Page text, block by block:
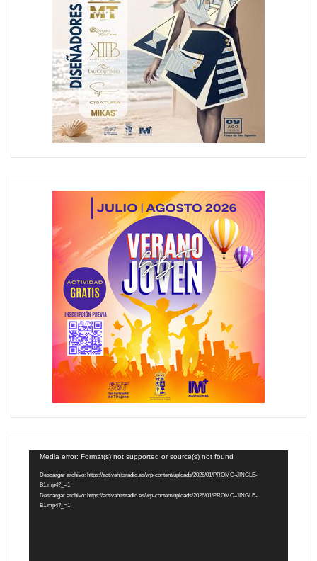
Reproductor
vídeo
Media error: Format(s) not supported or source(s) not found
Descargar archivo: https://activahitsradio.es/wp-content/uploads/2026/01/PROMO-JINGLE-
B1.mp4?_=1
Descargar archivo: https://activahitsradio.es/wp-content/uploads/2026/01/PROMO-JINGLE-
B1.mp4?_=1